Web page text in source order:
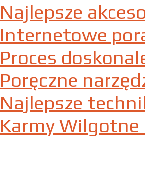
Najlepsze
Internetowe
Proces
Poręczne
Najlepsze
Karmy Wilgotne